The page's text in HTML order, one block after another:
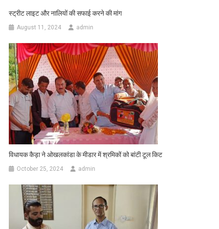
स्ट्रीट लाइट और नालियों की सफाई करने की मांग
August 11, 2024 admin
विधायक कैड़ा ने ओखलकांडा के मीडार में श्रमिकों को बांटी टूल किट
October 25, 2024 admin